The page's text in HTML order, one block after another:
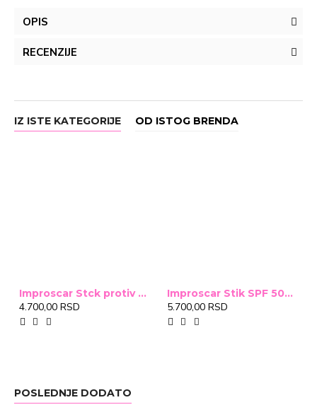
OPIS
RECENZIJE
IZ ISTE KATEGORIJE OD ISTOG BRENDA
Improscar Stck protiv ožiljaka 4,6g
4.700,00 RSD
Improscar Stik SPF 50+ Conceal 6,9g (tonirani)
5.700,00 RSD
POSLEDNJE DODATO